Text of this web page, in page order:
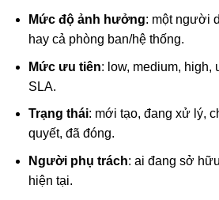
Mức độ ảnh hưởng: một người
hay cả phòng ban/hệ thống.
Mức ưu tiên: low, medium, high,
SLA.
Trạng thái: mới tạo, đang xử lý,
quyết, đã đóng.
Người phụ trách: ai đang sở
hiện tại.